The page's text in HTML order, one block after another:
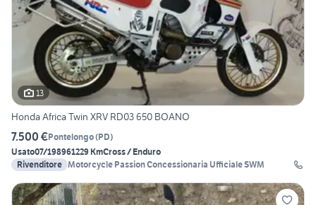
13
Honda Africa Twin XRV RD03 650 BOANO
7.500 €Pontelongo(PD)
Usato07/198961229 KmCross / Enduro
Rivenditore Motorcycle Passion Concessionaria Ufficiale SWM